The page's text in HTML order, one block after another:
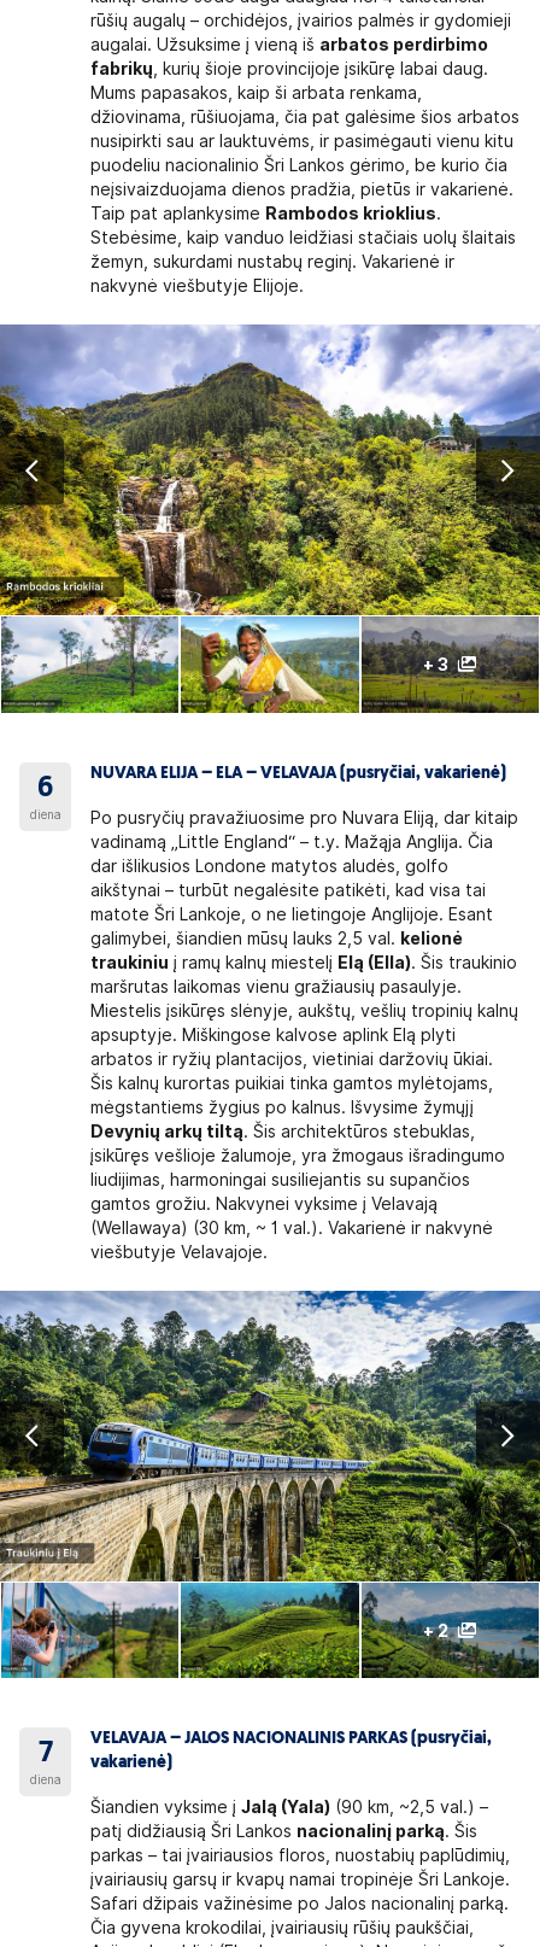
rūšių augalų – orchidėjos, įvairios palmės ir gydomieji
augalai. Užsuksime į vieną iš arbatos perdirbimo
fabrikų , kurių šioje provincijoje įsikūrę labai daug.
Mums papasakos, kaip ši arbata renkama,
džiovinama, rūšiuojama, čia pat galėsime šios arbatos
nusipirkti sau ar lauktuvėms, ir pasimėgauti vienu kitu
puodeliu nacionalinio Šri Lankos gėrimo, be kurio čia
neįsivaizduojama dienos pradžia, pietūs ir vakarienė.
Taip pat aplankysime Rambodos krioklius.
Stebėsime, kaip vanduo leidžiasi stačiais uolų šlaitais
žemyn, sukurdami nustabų reginį. Vakarienė ir
nakvynė viešbutyje Elijoje.
+ 3
6
diena
NUVARA ELIJA – ELA – VELAVAJA (pusryčiai, vakarienė)
Po pusryčių pravažiuosime pro Nuvara Eliją, dar kitaip
vadinamą „Little England“ – t.y. Mažąja Anglija. Čia
dar išlikusios Londone matytos aludės, golfo
aikštynai – turbūt negalėsite patikėti, kad visa tai
matote Šri Lankoje, o ne lietingoje Anglijoje. Esant
galimybei, šiandien mūsų lauks 2,5 val. kelionė
traukiniu į ramų kalnų miestelį Elą (Ella). Šis traukinio
maršrutas laikomas vienu gražiausių pasaulyje.
Miestelis įsikūręs slėnyje, aukštų, vešlių tropinių kalnų
apsuptyje. Miškingose kalvose aplink Elą plyti
arbatos ir ryžių plantacijos, vietiniai daržovių ūkiai.
Šis kalnų kurortas puikiai tinka gamtos mylėtojams,
mėgstantiems žygius po kalnus. Išvysime žymųjį
Devynių arkų tiltą. Šis architektūros stebuklas,
įsikūręs vešlioje žalumoje, yra žmogaus išradingumo
liudijimas, harmoningai susiliejantis su supančios
gamtos grožiu. Nakvynei vyksime į Velavają
(Wellawaya) (30 km, ~ 1 val.). Vakarienė ir nakvynė
viešbutyje Velavajoje.
+ 2
7
diena
VELAVAJA – JALOS NACIONALINIS PARKAS (pusryčiai,
vakarienė)
Šiandien vyksime įJalą (Yala) (90 km, ~2,5 val.) –
patį didžiausią Šri Lankos nacionalinį parką. Šis
parkas – tai įvairiausios floros, nuostabių paplūdimių,
įvairiausių garsų ir kvapų namai tropinėje Šri Lankoje.
Safari džipais važinėsime po Jalos nacionalinį parką.
Čia gyvena krokodilai, įvairiausių rūšių paukščiai,